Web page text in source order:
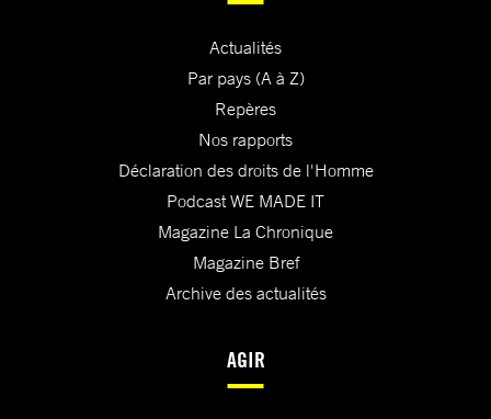
Actualités
Par pays (A à Z)
Repères
Nos rapports
Déclaration des droits de l'Homme
Podcast WE MADE IT
Magazine La Chronique
Magazine Bref
Archive des actualités
AGIR